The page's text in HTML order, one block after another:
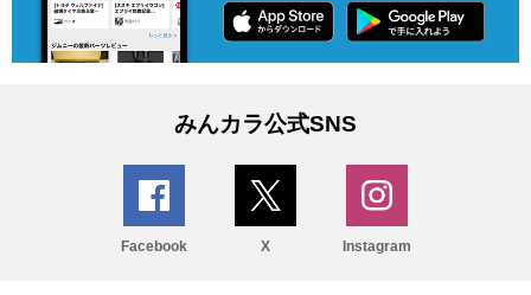
みんカラ公式SNS
Facebook X Instagram